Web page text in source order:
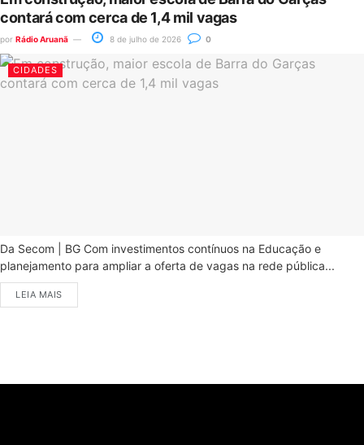
contará com cerca de 1,4 mil vagas
por Rádio Aruanã 8 de julho de 2026 0
CIDADES
Da Secom | BG Com investimentos contínuos na Educação e
planejamento para ampliar a oferta de vagas na rede pública...
LEIA MAIS